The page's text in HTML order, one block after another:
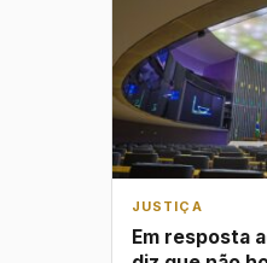
JUSTIÇA
Em resposta